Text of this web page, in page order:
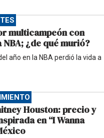
multicampeón con
¿de qué murió?
año en la NBA perdió la vida a
Houston: precio y
en “I Wanna